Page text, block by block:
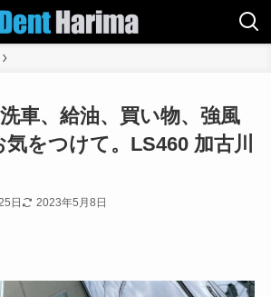
車、給油、買い物、強風
気をつけて。LS460 加古川
日 2023年5月8日